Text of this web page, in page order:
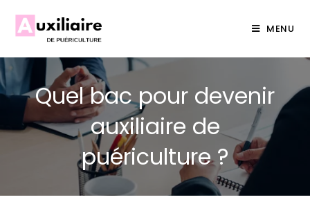
MENU
Quel bac pour devenir
auxiliaire de
puériculture ?